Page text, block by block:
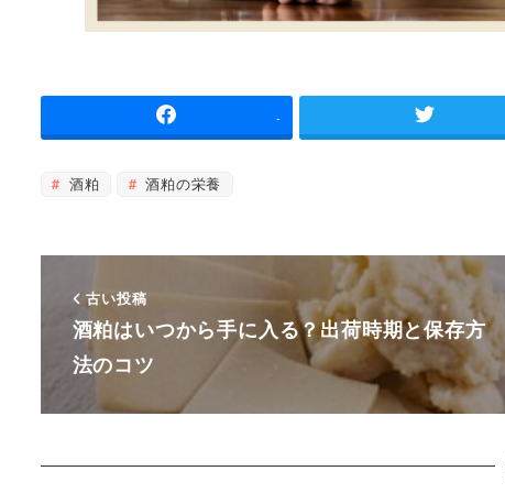
-
酒粕 酒粕の栄養
古い投稿
酒粕はいつから手に入る？出荷時期と保存方
法のコツ